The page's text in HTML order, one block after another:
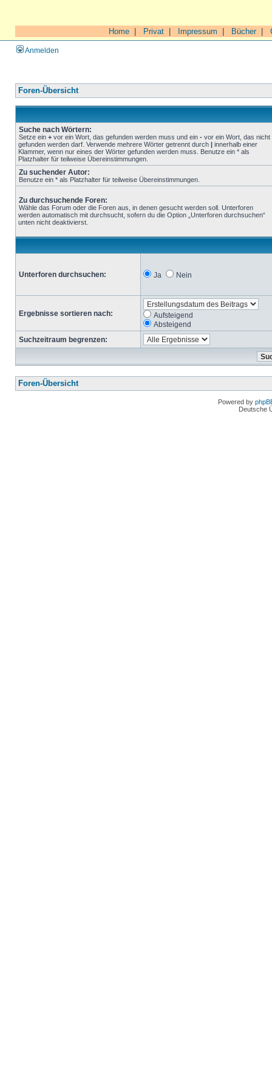
Home Privat Impressum Bücher|
Anmelden
Foren-Übersicht
Suche nach Wörtern:
Setze ein + vor ein Wort, das gefunden werden muss und ein - vor ein Wort, das nicht
gefunden werden darf. Verwende mehrere Wörter getrennt durch | innerhalb einer
Klammer, wenn nur eines der Wörter gefunden werden muss. Benutze ein * als
Platzhalter für teilweise Übereinstimmungen.
Zu suchender Autor:
Benutze ein * als Platzhalter für teilweise Übereinstimmungen.
Zu durchsuchende Foren:
Wähle das Forum oder die Foren aus, in denen gesucht werden soll. Unterforen
werden automatisch mit durchsucht, sofern du die Option „Unterforen durchsuchen“
unten nicht deaktivierst.
Unterforen durchsuchen: Ja Nein
Ergebnisse sortieren nach:
Aufsteigend
Absteigend
Suchzeitraum begrenzen:
Foren-Übersicht
Powered by
Deutsche